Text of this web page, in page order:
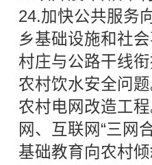
24.加快公共服务
乡基础设施和社
村庄与公路干线
农村饮水安全问
农村电网改造工
网、互联网“三网
基础教育向农村